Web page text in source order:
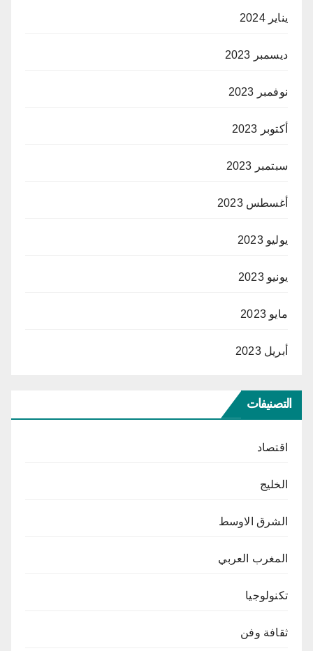
يناير 2024
ديسمبر 2023
نوفمبر 2023
أكتوبر 2023
سبتمبر 2023
أغسطس 2023
يوليو 2023
يونيو 2023
مايو 2023
أبريل 2023
التصنيفات
اقتصاد
الخليج
الشرق الاوسط
المغرب العربي
تكنولوجيا
ثقافة وفن